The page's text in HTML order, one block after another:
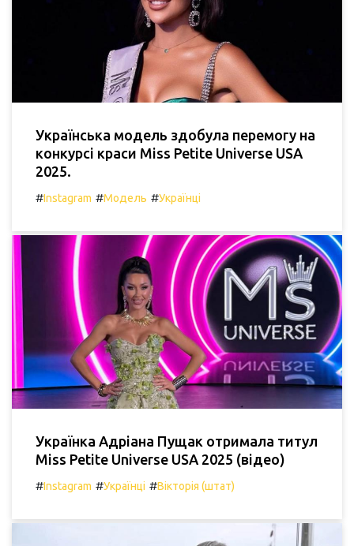
Українська модель здобула перемогу на
конкурсі краси Miss Petite Universe USA
2025.
#Instagram #Модель #Українці
Українка Адріана Пущак отримала титул
Miss Petite Universe USA 2025 (відео)
#Instagram #Українці #Вікторія (штат)